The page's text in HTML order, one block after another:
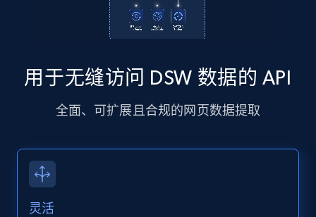
1.6K+
specific URLs by using profile URL
comments, Date posted, Likes, Photos, and
more.
用于无缝访问 DSW 数据的 API
全面、可扩展且合规的网页数据提取
灵活